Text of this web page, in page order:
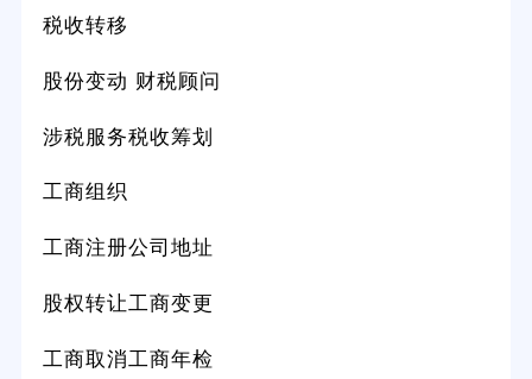
税收转移
股份变动 财税顾问
涉税服务税收筹划
工商组织
工商注册公司地址
股权转让工商变更
工商取消工商年检